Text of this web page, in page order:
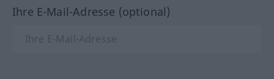
Ihre E-Mail-Adresse (optional)